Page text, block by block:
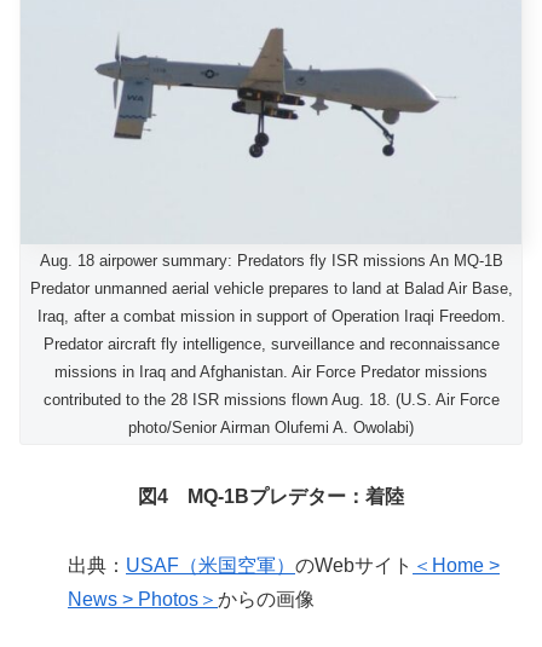
Aug. 18 airpower summary: Predators fly ISR missions An MQ-1B
Predator unmanned aerial vehicle prepares to land at Balad Air Base,
Iraq, after a combat mission in support of Operation Iraqi Freedom.
Predator aircraft fly intelligence, surveillance and reconnaissance
missions in Iraq and Afghanistan. Air Force Predator missions
contributed to the 28 ISR missions flown Aug. 18. (U.S. Air Force
photo/Senior Airman Olufemi A. Owolabi)
図4 MQ-1Bプレデター：着陸
出典： USAF（米国空軍） のWebサイト ＜Home >
News > Photos＞ からの画像